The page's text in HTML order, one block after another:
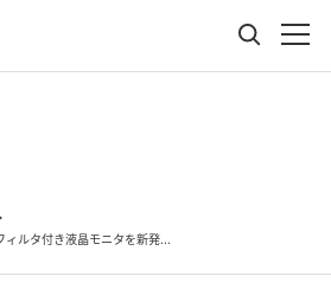
ルタ付き液晶モニタを新発...